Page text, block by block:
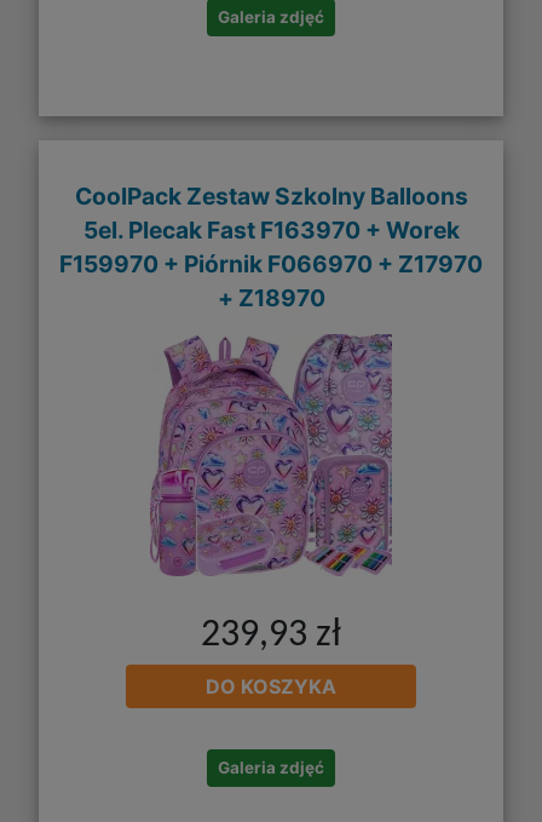
Galeria zdjęć
CoolPack Zestaw Szkolny Balloons
5el. Plecak Fast F163970 + Worek
F159970 + Piórnik F066970 + Z17970
+ Z18970
239,93 zł
DO KOSZYKA
Galeria zdjęć